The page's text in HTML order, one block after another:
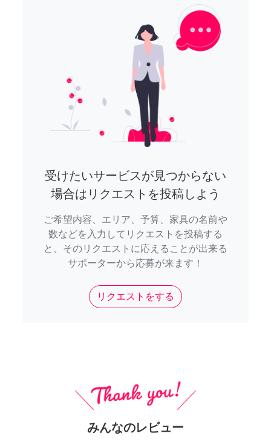
受けたいサービスが見つからない
場合はリクエストを投稿しよう
ご希望内容、エリア、予算、家具の名前や
数などを入力してリクエストを投稿する
と、そのリクエストに応えることが出来る
サポーターから応募が来ます！
リクエストをする
みんなのレビュー